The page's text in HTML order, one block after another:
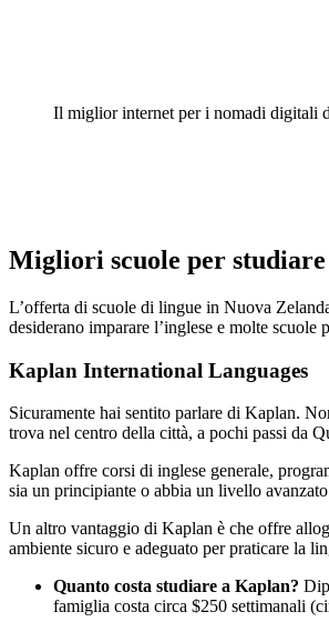
Il miglior internet per i nomadi digitali
Migliori scuole per
L’offerta di scuole di lingue in Nuova
desiderano imparare l’inglese e molte
Kaplan International Languages
Sicuramente hai sentito parlare di Kaplan.
trova nel centro della città, a pochi passi da
Kaplan offre corsi di inglese generale,
sia un principiante o abbia un livello
Un altro vantaggio di Kaplan è che offre
ambiente sicuro e adeguato per praticare la
Quanto costa studiare a Kaplan?
famiglia costa circa $250 settimanali